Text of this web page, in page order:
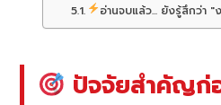
อ่านจบแล้ว... ยังรู้สึกว่า "
ปัจจัยสำคัญก่